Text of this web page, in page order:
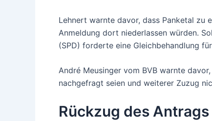
Lehnert warnte davor, dass Panketal zu
Anmeldung dort niederlassen würden.
(SPD) forderte eine Gleichbehandlung
André Meusinger vom BVB warnte
nachgefragt seien und weiterer Zuzug
Rückzug des Antrags